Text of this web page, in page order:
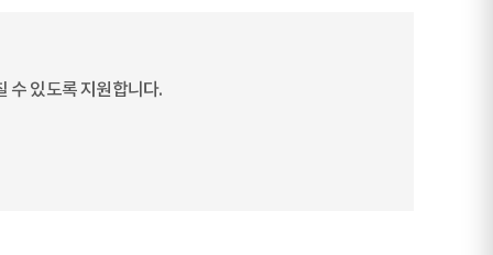
수 있도록 지원합니다.